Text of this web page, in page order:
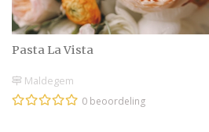
Pasta La Vista
Maldegem
0 beoordeling